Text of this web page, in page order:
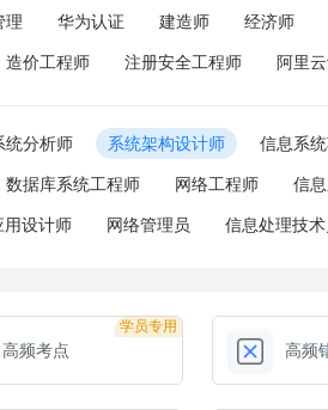
理 华为认证 建造师 经济师
造价工程师 注册安全工程师 阿里
统分析师 系统架构设计师 信息系
数据库系统工程师 网络工程师 信
用设计师 网络管理员 信息处理技术
学员专用
高频考点 高频